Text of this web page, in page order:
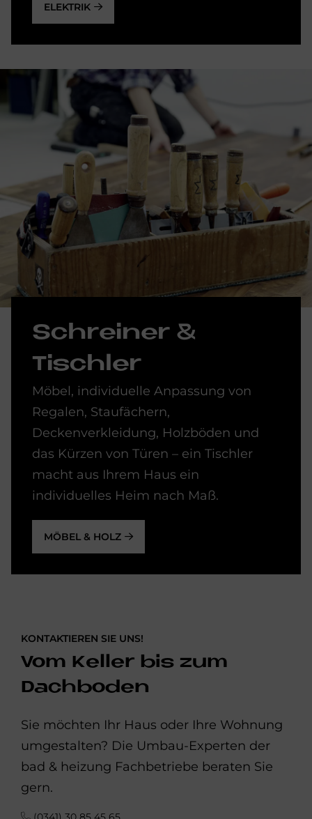
ELEKTRIK
Schrei­ner &
Tisch­ler
Möbel, individuelle Anpassung von
Regalen, Staufächern,
Deckenverkleidung, Holzböden und
das Kürzen von Türen – ein Tischler
macht aus Ihrem Haus ein
individuelles Heim nach Maß.
MÖBEL & HOLZ
KONTAKTIEREN SIE UNS!
Vom Keller bis zum
Dachboden
Sie möchten Ihr Haus oder Ihre Wohnung
umgestalten? Die Umbau-Experten der
bad & heizung Fachbetriebe beraten Sie
gern.